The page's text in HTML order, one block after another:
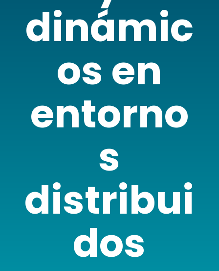
dinámic
os en
entorno
s
distribui
dos